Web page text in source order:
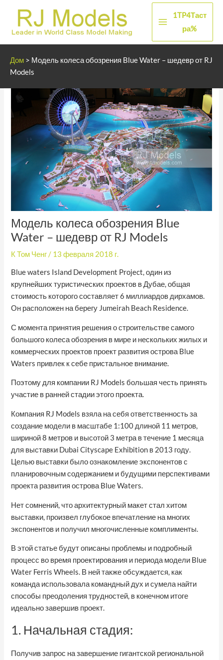
содержанию
Главное
1TP4Таст
ра%
Дом > Модель колеса обозрения Blue Water – шедевр от RJ
Models
Модель колеса обозрения Blue
Water – шедевр от RJ Models
КТом Ченг/ 13 февраля 2018 г.
Blue waters Island Development Project, один из
крупнейших туристических проектов в Дубае, общая
стоимость которого составляет 6 миллиардов дирхамов.
Он расположен на берегу Jumeirah Beach Residence.
С момента принятия решения о строительстве самого
большого колеса обозрения в мире и нескольких жилых и
коммерческих проектов проект развития острова Blue
Waters привлек к себе пристальное внимание.
Поэтому для компании RJ Models большая честь принять
участие в ранней стадии этого проекта.
Компания RJ Models взяла на себя ответственность за
создание модели в масштабе 1:100 длиной 11 метров,
шириной 8 метров и высотой 3 метра в течение 1 месяца
для выставки Dubai Cityscape Exhibition в 2013 году.
Целью выставки было ознакомление экспонентов с
планировочным содержанием и будущими перспективами
проекта развития острова Blue Waters.
Нет сомнений, что архитектурный макет стал хитом
выставки, произвел глубокое впечатление на многих
экспонентов и получил многочисленные комплименты.
В этой статье будут описаны проблемы и подробный
процесс во время проектирования и периода модели Blue
Water Ferris Wheels. В ней также обсуждается, как
команда использовала командный дух и сумела найти
способы преодоления трудностей, в конечном итоге
идеально завершив проект.
1. Начальная стадия:
Получив запрос на завершение гигантской региональной